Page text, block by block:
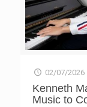
02/07/2026
Kenneth
Music to